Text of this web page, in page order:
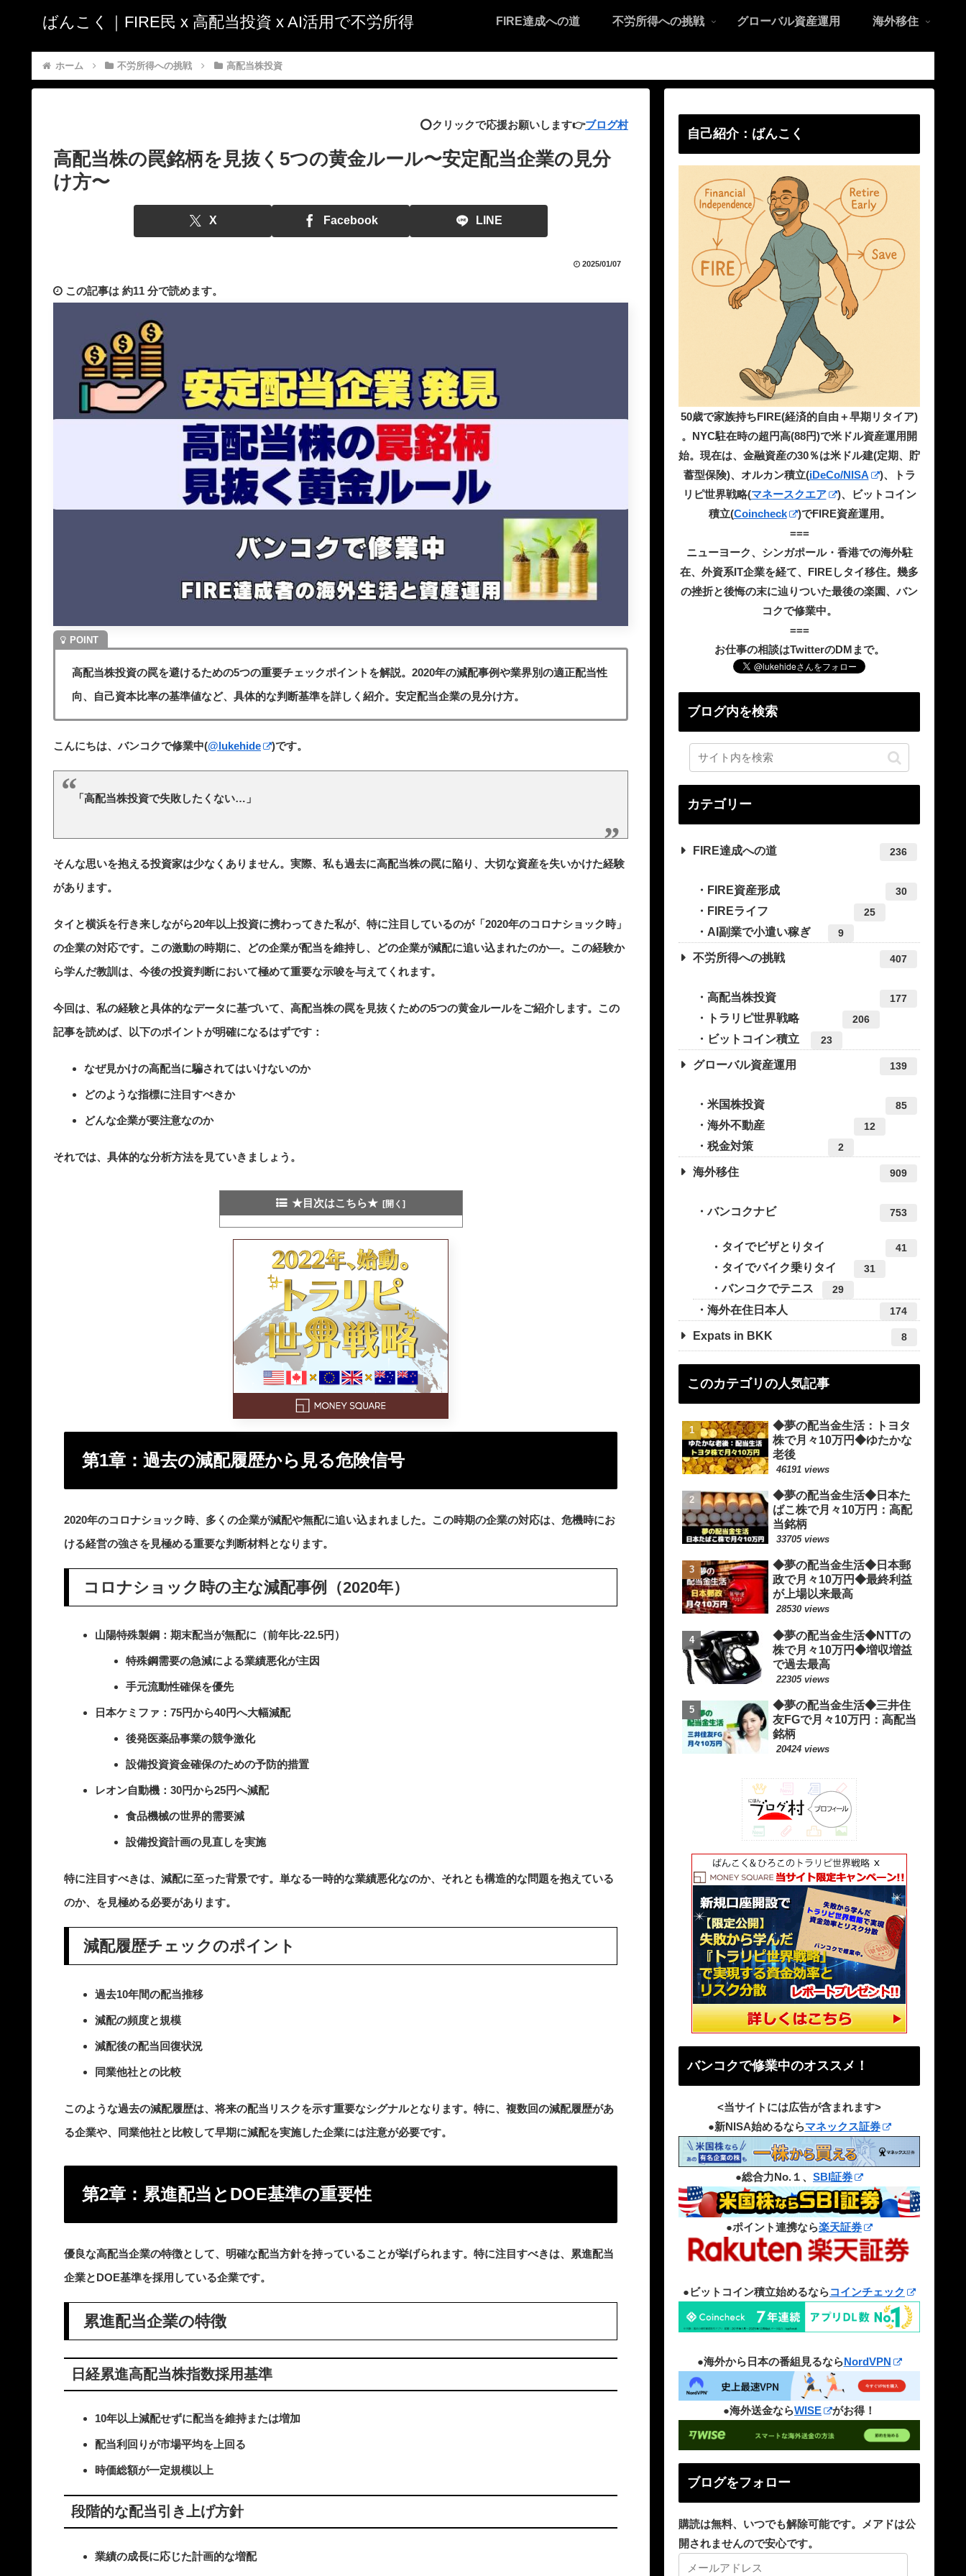
ばんこく｜FIRE民 x 高配当投資 x AI活用で不労所得 FIRE達成への道 不労所得への挑戦 グローバル資産運用 海外移住
ホーム 不労所得への挑戦 高配当株投資
⭕️クリックで応援お願いします👉ブログ村
高配当株の罠銘柄を見抜く5つの黄金ルール〜安定配当企業の見分
け方〜
X Facebook LINE
2025/01/07
この記事は 約11 分で読めます。
高配当株投資の罠を避けるための5つの重要チェックポイントを解説。2020年の減配事例や業界別の適正配当性
向、自己資本比率の基準値など、具体的な判断基準を詳しく紹介。安定配当企業の見分け方。
こんにちは、バンコクで修業中(@lukehide )です。
「高配当株投資で失敗したくない…」
そんな思いを抱える投資家は少なくありません。実際、私も過去に高配当株の罠に陥り、大切な資産を失いかけた経験
があります。
タイと横浜を行き来しながら20年以上投資に携わってきた私が、特に注目しているのが「2020年のコロナショック時」
の企業の対応です。この激動の時期に、どの企業が配当を維持し、どの企業が減配に追い込まれたのか—。この経験か
ら学んだ教訓は、今後の投資判断において極めて重要な示唆を与えてくれます。
今回は、私の経験と具体的なデータに基づいて、高配当株の罠を見抜くための5つの黄金ルールをご紹介します。この
記事を読めば、以下のポイントが明確になるはずです：
なぜ見かけの高配当に騙されてはいけないのか
どのような指標に注目すべきか
どんな企業が要注意なのか
それでは、具体的な分析方法を見ていきましょう。
★目次はこちら★
第1章：過去の減配履歴から見る危険信号
2020年のコロナショック時、多くの企業が減配や無配に追い込まれました。この時期の企業の対応は、危機時にお
ける経営の強さを見極める重要な判断材料となります。
コロナショック時の主な減配事例（2020年）
山陽特殊製鋼：期末配当が無配に（前年比-22.5円）
特殊鋼需要の急減による業績悪化が主因
手元流動性確保を優先
日本ケミファ：75円から40円へ大幅減配
後発医薬品事業の競争激化
設備投資資金確保のための予防的措置
レオン自動機：30円から25円へ減配
食品機械の世界的需要減
設備投資計画の見直しを実施
特に注目すべきは、減配に至った背景です。単なる一時的な業績悪化なのか、それとも構造的な問題を抱えている
のか、を見極める必要があります。
減配履歴チェックのポイント
過去10年間の配当推移
減配の頻度と規模
減配後の配当回復状況
同業他社との比較
このような過去の減配履歴は、将来の配当リスクを示す重要なシグナルとなります。特に、複数回の減配履歴があ
る企業や、同業他社と比較して早期に減配を実施した企業には注意が必要です。
第2章：累進配当とDOE基準の重要性
優良な高配当企業の特徴として、明確な配当方針を持っていることが挙げられます。特に注目すべきは、累進配当
企業とDOE基準を採用している企業です。
累進配当企業の特徴
日経累進高配当株指数採用基準
10年以上減配せずに配当を維持または増加
配当利回りが市場平均を上回る
時価総額が一定規模以上
段階的な配当引き上げ方針
業績の成長に応じた計画的な増配
自己紹介：ばんこく
50歳で家族持ちFIRE(経済的自由＋早期リタイア)
。NYC駐在時の超円高(88円)で米ドル資産運用開
始。現在は、金融資産の30％は米ドル建(定期、貯
蓄型保険)、オルカン積立(iDeCo/NISA
)、トラ
リピ世界戦略(マネースクエア
)、ビットコイン
積立(Coincheck
)でFIRE資産運用。
===
ニューヨーク、シンガポール・香港での海外駐
在、外資系IT企業を経て、FIREしタイ移住。幾多
の挫折と後悔の末に辿りついた最後の楽園、バン
コクで修業中。
===
お仕事の相談はTwitterのDMまで。
ブログ内を検索
カテゴリー
FIRE達成への道 236
FIRE資産形成 30
FIREライフ 25
AI副業で小遣い稼ぎ 9
不労所得への挑戦 407
高配当株投資 177
トラリピ世界戦略 206
ビットコイン積立 23
グローバル資産運用 139
米国株投資 85
海外不動産 12
税金対策 2
海外移住 909
バンコクナビ 753
タイでビザとりタイ 41
タイでバイク乗りタイ 31
バンコクでテニス 29
海外在住日本人 174
Expats in BKK 8
このカテゴリの人気記事
◆夢の配当金生活：トヨタ
株で月々10万円◆ゆたかな
老後
46191 views
◆夢の配当金生活◆日本た
ばこ株で月々10万円：高配
当銘柄
33705 views
◆夢の配当金生活◆日本郵
政で月々10万円◆最終利益
が上場以来最高
28530 views
◆夢の配当金生活◆NTTの
株で月々10万円◆増収増益
で過去最高
22305 views
◆夢の配当金生活◆三井住
友FGで月々10万円：高配当
銘柄
20424 views
バンコクで修業中のオススメ！
<当サイトには広告が含まれます>
●新NISA始めるならマネックス証券
●総合力No.１、 SBI証券
●ポイント連携なら楽天証券
●ビットコイン積立始めるならコインチェック
●海外から日本の番組見るならNordVPN
●海外送金ならWISE がお得！
ブログをフォロー
購読は無料、いつでも解除可能です。メアドは公
開されませんので安心です。